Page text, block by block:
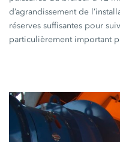
d’agrandissement de
réserves suffisantes pour
particulièrement important